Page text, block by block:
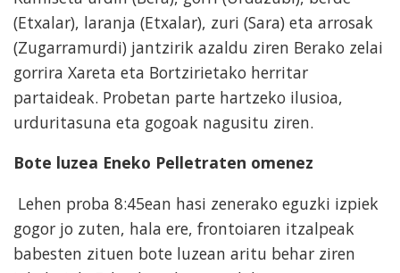
(Etxalar), laranja (Etxalar), zuri (Sara) eta arrosak
(Zugarramurdi) jantzirik azaldu ziren Berako zelai
gorrira Xareta eta Bortzirietako herritar
partaideak. Probetan parte hartzeko ilusioa,
urduritasuna eta gogoak nagusitu ziren.
Bote luzea Eneko Pelletraten omenez
Lehen proba 8:45ean hasi zenerako eguzki izpiek
gogor jo zuten, hala ere, frontoiaren itzalpeak
babesten zituen bote luzean aritu behar ziren